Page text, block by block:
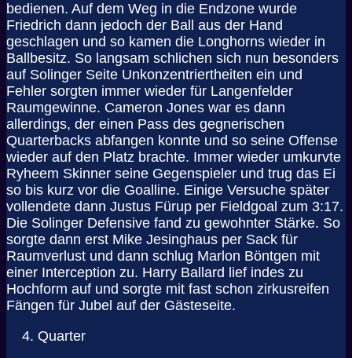
bedienen. Auf dem Weg in die Endzone wurde
Friedrich dann jedoch der Ball aus der Hand
geschlagen und so kamen die Longhorns wieder in
Ballbesitz. So langsam schlichen sich nun besonders
auf Solinger Seite Unkonzentriertheiten ein und
Fehler sorgten immer wieder für Langenfelder
Raumgewinne. Cameron Jones war es dann
allerdings, der einen Pass des gegnerischen
Quarterbacks abfangen konnte und so seine Offense
wieder auf den Platz brachte. Immer wieder umkurvte
Ryheem Skinner seine Gegenspieler und trug das Ei
so bis kurz vor die Goalline. Einige Versuche später
vollendete dann Justus Fürup per Fieldgoal zum 3:17.
Die Solinger Defensive fand zu gewohnter Stärke. So
sorgte dann erst Mike Jesinghaus per Sack für
Raumverlust und dann schlug Marlon Böntgen mit
einer Interception zu. Harry Ballard lief indes zu
Hochform auf und sorgte mit fast schon zirkusreifen
Fängen für Jubel auf der Gästeseite.
Quarter